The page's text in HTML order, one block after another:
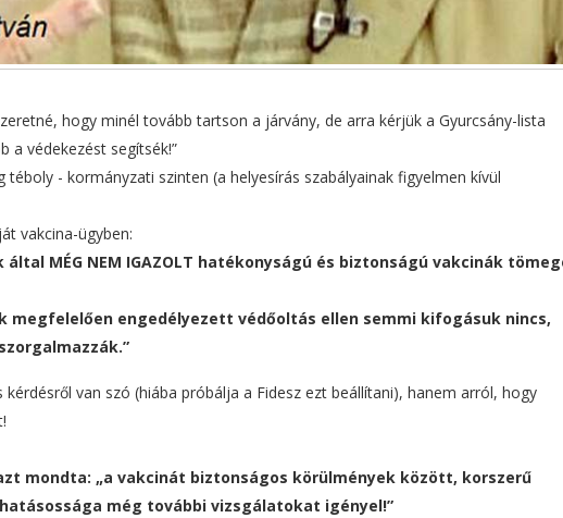
hogy minél tovább tartson a járvány, de arra kérjük a Gyurcsány-lista
a védekezést segítsék!”
- kormányzati szinten (a helyesírás szabályainak figyelmen kívül
vakcina-ügyben:
MÉG NEM IGAZOLT hatékonyságú és biztonságú vakcinák
megfelelően engedélyezett védőoltás ellen semmi kifogásuk nincs,
van szó (hiába próbálja a Fidesz ezt beállítani), hanem arról, hogy
mondta: „a vakcinát biztonságos körülmények között, korszerű
még további vizsgálatokat igényel!”